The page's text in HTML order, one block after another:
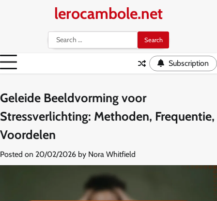
lerocambole.net
Search
for:
Subscription
Geleide Beeldvorming voor
Stressverlichting: Methoden, Frequentie,
Voordelen
Posted on 20/02/2026 by Nora Whitfield